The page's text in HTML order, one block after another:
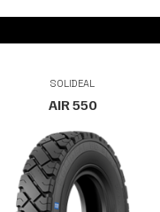
SOLIDEAL
AIR 550